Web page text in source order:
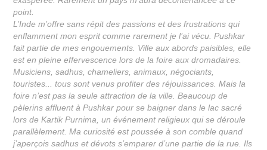
point.
L’Inde m’offre sans répit des passions et des frustrations qui
enflamment mon esprit comme rarement je l’ai vécu. Pushkar
fait partie de mes engouements. Ville aux abords paisibles, elle
est en pleine effervescence lors de la foire aux dromadaires.
Musiciens, sadhus, chameliers, animaux, négociants,
touristes... tous sont venus profiter des réjouissances. Mais la
foire n’est pas la seule attraction de la ville. Beaucoup de
pèlerins affluent à Pushkar pour se baigner dans le lac sacré
lors de Kartik Purnima, un événement religieux qui se déroule
parallèlement. Ma curiosité est poussée à son comble quand
j’aperçois sadhus et dévots s’emparer d’une partie de la rue. Ils